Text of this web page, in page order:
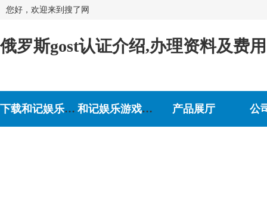
您好，欢迎来到搜了网
俄罗斯gost认证介绍,办理资料及费
下载和记娱乐-和记娱乐游戏 和记娱乐游戏的介绍 产品展厅 公